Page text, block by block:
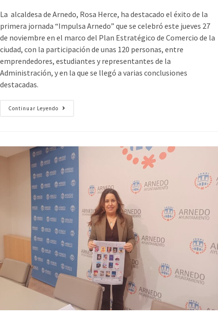
La alcaldesa de Arnedo, Rosa Herce, ha destacado el éxito de la
primera jornada “Impulsa Arnedo” que se celebró este jueves 27
de noviembre en el marco del Plan Estratégico de Comercio de la
ciudad, con la participación de unas 120 personas, entre
emprendedores, estudiantes y representantes de la
Administración, y en la que se llegó a varias conclusiones
destacadas.
Continuar Leyendo